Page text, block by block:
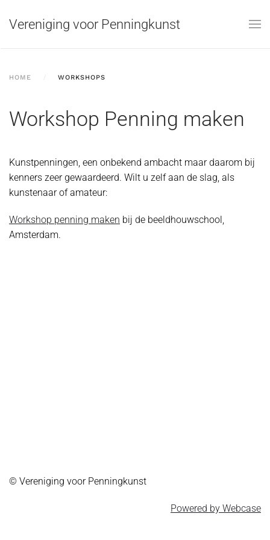
Skip to main content
Vereniging voor Penningkunst
HOME WORKSHOPS
Workshop Penning maken
Kunstpenningen, een onbekend ambacht maar daarom bij
kenners zeer gewaardeerd. Wilt u zelf aan de slag, als
kunstenaar of amateur:
Workshop penning maken bij de beeldhouwschool,
Amsterdam.
© Vereniging voor Penningkunst
Powered by Webcase